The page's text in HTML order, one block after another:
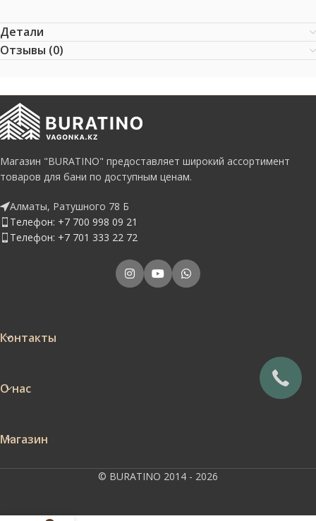
Детали
Отзывы (0)
Магазин "BURATINO" предоставляет широкий ассортимент
товаров для бани по доступным ценам.
Алматы, Ратушного 78 Б
Телефон: +7 700 998 09 21
Телефон: +7 701 333 22 72
Контакты
О нас
Магазин
© BURATINO 2014 - 2026